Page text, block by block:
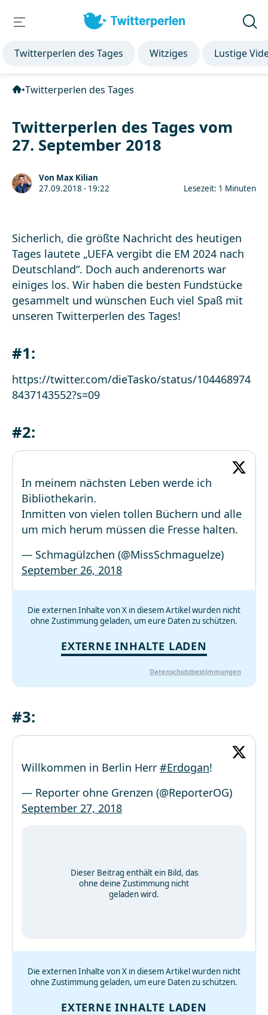
Twitterperlen des Tages Witziges Lustige
•Twitterperlen des Tages
Twitterperlen des Tages vom
27. September 2018
Von Max Kilian
27.09.2018 - 19:22
Lesezeit: 1 Minuten
Sicherlich, die größte Nachricht des heutigen
Tages lautete „UEFA vergibt die EM 2024 nach
Deutschland“. Doch auch anderenorts war
einiges los. Wir haben die besten Fundstücke
gesammelt und wünschen Euch viel Spaß mit
unseren Twitterperlen des Tages!
#1:
https://twitter.com/dieTasko/status/104468974
8437143552?s=09
#2:
In meinem nächsten Leben werde ich
Bibliothekarin.
Inmitten von vielen tollen Büchern und alle
um mich herum müssen die Fresse halten.
— Schmagülzchen (@MissSchmaguelze)
September 26, 2018
Die externen Inhalte von X in diesem Artikel wurden nicht
ohne Zustimmung geladen, um eure Daten zu schützen.
EXTERNE INHALTE LADEN
Datenschutzbestimmungen
#3:
Willkommen in Berlin Herr #Erdogan!
— Reporter ohne Grenzen (@ReporterOG)
September 27, 2018
Dieser Beitrag enthält ein Bild, das
ohne deine Zustimmung nicht
geladen wird.
Die externen Inhalte von X in diesem Artikel wurden nicht
ohne Zustimmung geladen, um eure Daten zu schützen.
EXTERNE INHALTE LADEN